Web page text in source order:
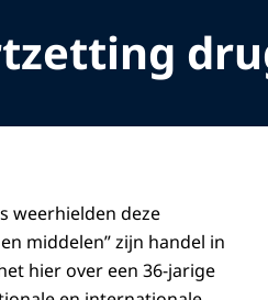
weerhielden deze
middelen” zijn handel in
hier over een 36-jarige